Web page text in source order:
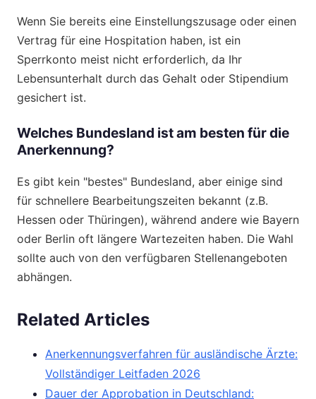
Wenn Sie bereits eine Einstellungszusage oder einen
Vertrag für eine Hospitation haben, ist ein
Sperrkonto meist nicht erforderlich, da Ihr
Lebensunterhalt durch das Gehalt oder Stipendium
gesichert ist.
Welches Bundesland ist am besten für die
Anerkennung?
Es gibt kein "bestes" Bundesland, aber einige sind
für schnellere Bearbeitungszeiten bekannt (z.B.
Hessen oder Thüringen), während andere wie Bayern
oder Berlin oft längere Wartezeiten haben. Die Wahl
sollte auch von den verfügbaren Stellenangeboten
abhängen.
Related Articles
Anerkennungsverfahren für ausländische Ärzte:
Vollständiger Leitfaden 2026
Dauer der Approbation in Deutschland: